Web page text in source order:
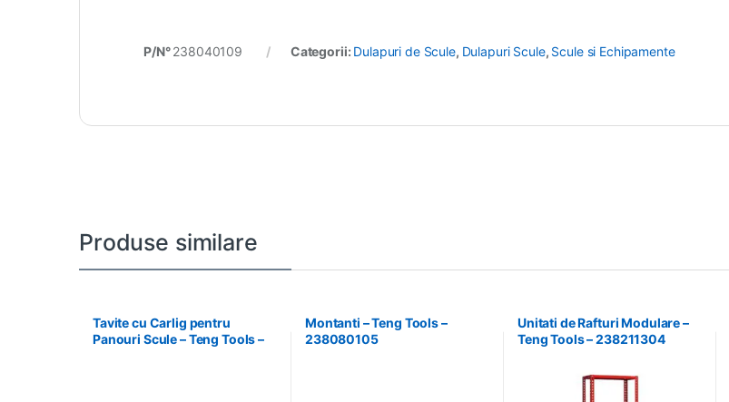
P/N°238040109 Categorii: Dulapuri de Scule, Dulapuri Scule, Scule si Echipamente
Produse similare
Tavite cu Carlig pentru
Panouri Scule – Teng Tools –
Montanti – Teng Tools –
238080105
Unitati de Rafturi Modulare –
Teng Tools – 238211304